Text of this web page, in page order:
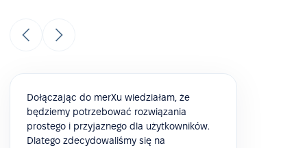
Dołączając do merXu wiedziałam, że
będziemy potrzebować rozwiązania
prostego i przyjaznego dla użytkowników.
Dlatego zdecydowaliśmy się na